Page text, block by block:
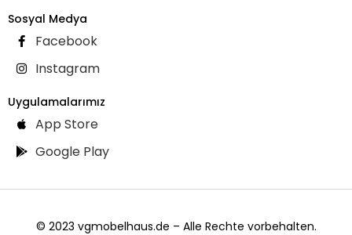
Sosyal Medya
Facebook
Instagram
Uygulamalarımız
App Store
Google Play
© 2023 vgmobelhaus.de – Alle Rechte vorbehalten.